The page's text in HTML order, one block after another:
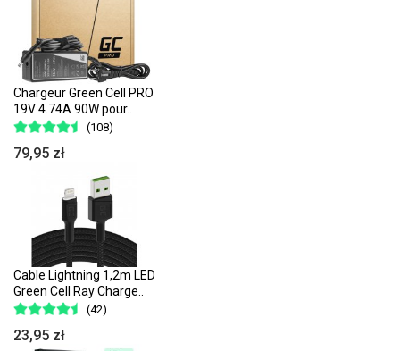
Chargeur Green Cell PRO
19V 4.74A 90W pour..
(108)
79,95 zł
Cable Lightning 1,2m LED
Green Cell Ray Charge..
(42)
23,95 zł